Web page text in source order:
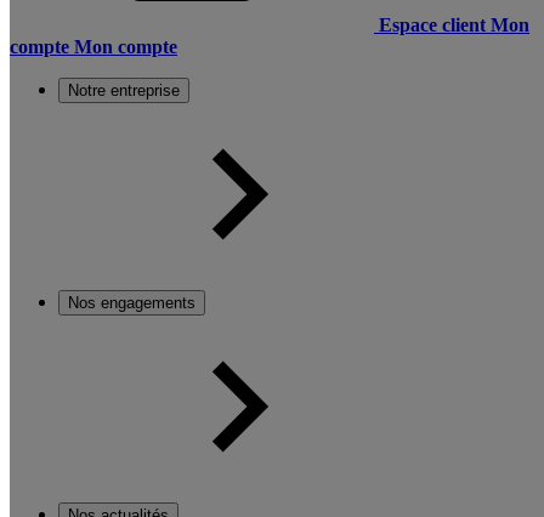
Espace client Mon
compte Mon compte
Notre entreprise
Nos engagements